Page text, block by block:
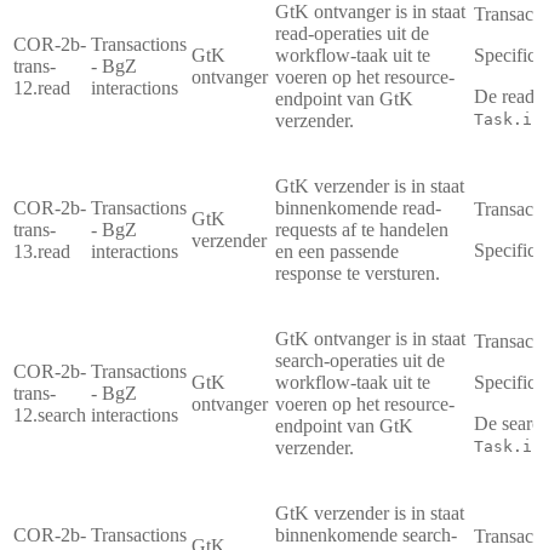
COR-2b-
trans-
12.read
Transactions
- BgZ
interactions
GtK
ontvanger
GtK ontvanger is in staat
read-operaties uit de
workflow-taak uit te
voeren op het resource-
endpoint van GtK
verzender.
De
COR-2b-
trans-
13.read
Transactions
- BgZ
interactions
GtK
verzender
GtK verzender is in staat
binnenkomende read-
requests af te handelen
en een passende
response te versturen.
COR-2b-
trans-
12.search
Transactions
- BgZ
interactions
GtK
ontvanger
GtK ontvanger is in staat
search-operaties uit de
workflow-taak uit te
voeren op het resource-
endpoint van GtK
verzender.
De
COR-2b- Transactions
GtK verzender is in staat
binnenkomende search-